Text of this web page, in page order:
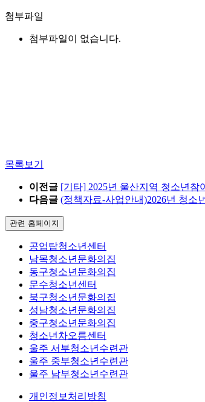
첨부파일
첨부파일이 없습니다.
목록보기
이전글 [기타] 2025년 울산지역 청소년참
다음글 (정책자료-사업안내)2026년 청소
관련 홈페이지
공업탑청소년센터
남목청소년문화의집
동구청소년문화의집
문수청소년센터
북구청소년문화의집
성남청소년문화의집
중구청소년문화의집
청소년차오름센터
울주 서부청소년수련관
울주 중부청소년수련관
울주 남부청소년수련관
개인정보처리방침